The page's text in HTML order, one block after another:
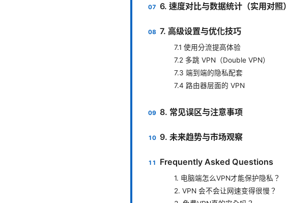
6. 速度对比与数据统计（实用对照）
7. 高级设置与优化技巧
7.1 使用分流提高体验
7.2 多跳 VPN（Double VPN）
7.3 端到端的隐私配套
7.4 路由器层面的 VPN
8. 常见误区与注意事项
9. 未来趋势与市场观察
Frequently Asked Questions
1. 电脑端怎么VPN才能保护隐私？
2. VPN 会不会让网速变得很慢？